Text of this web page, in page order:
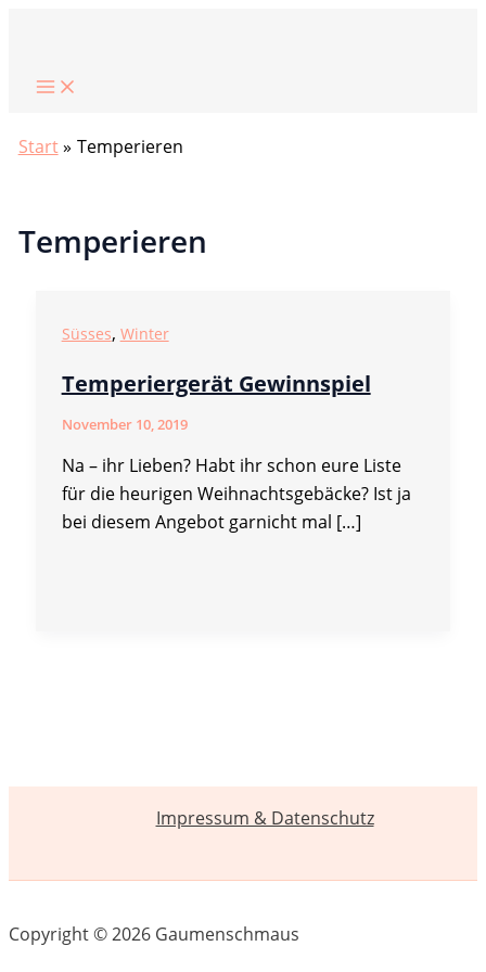
springen
Start Temperieren
Temperieren
Süsses, Winter
Temperiergerät Gewinnspiel
November 10, 2019
Na – ihr Lieben? Habt ihr schon eure Liste
für die heurigen Weihnachtsgebäcke? Ist ja
bei diesem Angebot garnicht mal […]
Impressum & Datenschutz
Copyright © 2026 Gaumenschmaus